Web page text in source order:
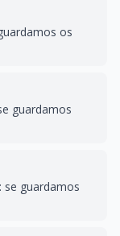
os
guardamos
se guardamos